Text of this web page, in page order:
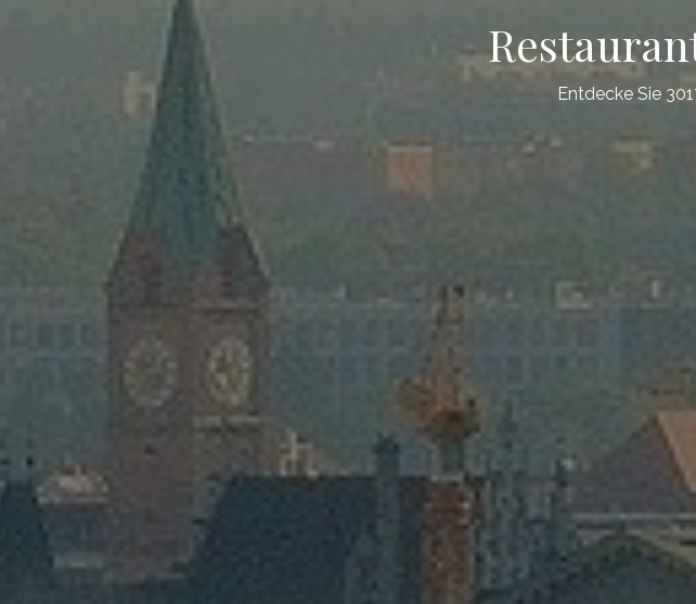
Entdecke Sie